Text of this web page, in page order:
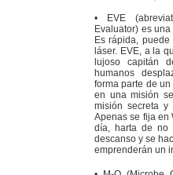
• EVE
Evaluator) es
Es rápida,
láser. EVE, a la
lujoso capitán
humanos
forma parte de
en una misión
misión secreta
Apenas se fija en
día, harta de no
descanso y se
emprenderán un